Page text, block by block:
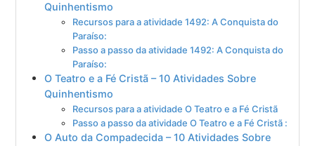
Quinhentismo
Recursos para a atividade 1492: A Conquista do
Paraíso:
Passo a passo da atividade 1492: A Conquista do
Paraíso:
O Teatro e a Fé Cristã – 10 Atividades Sobre
Quinhentismo
Recursos para a atividade O Teatro e a Fé Cristã
Passo a passo da atividade O Teatro e a Fé Cristã :
O Auto da Compadecida – 10 Atividades Sobre